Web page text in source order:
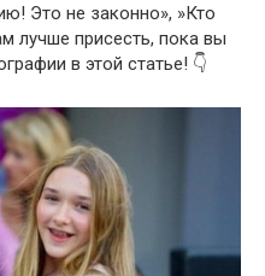
Это не законно», »Кто
лучше присесть, пока вы
в этой статье! 👇